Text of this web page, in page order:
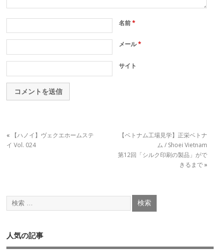
名前*
メール*
サイト
«
【ハノイ】ヴェクエホームステ
イ Vol. 024
【ベトナム工場見学】正栄ベトナ
ム / Shoei Vietnam
第12回「シルク印刷の製品」がで
きるまで»
人気の記事